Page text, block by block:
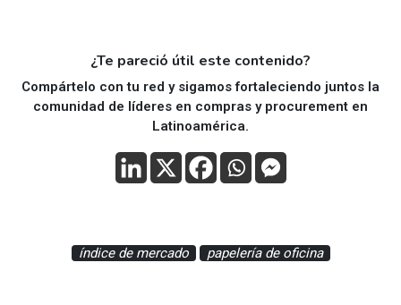
¿Te pareció útil este contenido?
Compártelo con tu red y sigamos fortaleciendo juntos la
comunidad de líderes en compras y procurement en
Latinoamérica.
índice de mercado papelería de oficina